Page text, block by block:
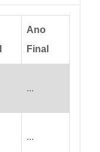
Ano
Final
...
...